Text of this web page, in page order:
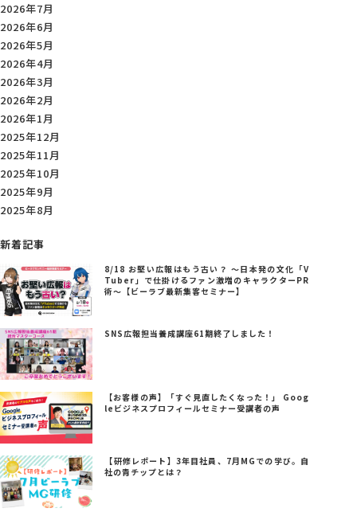
2026年7月
2026年6月
2026年5月
2026年4月
2026年3月
2026年2月
2026年1月
2025年12月
2025年11月
2025年10月
2025年9月
2025年8月
新着記事
8/18 お堅い広報はもう古い？ ～日本発の文化「V
Tuber」で仕掛けるファン激増のキャラクターPR
術～【ビーラブ最新集客セミナー】
SNS広報担当養成講座61期終了しました！
【お客様の声】「すぐ見直したくなった！」 Goog
leビジネスプロフィールセミナー受講者の声
【研修レポート】3年目社員、7月MGでの学び。自
社の青チップとは？